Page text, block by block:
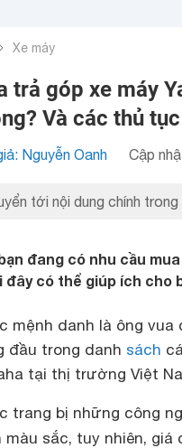
Xe máy
trả góp xe máy
Và các thủ
Nguyễn Oanh Cập
tới nội dung chính trong
đang có nhu cầu
có thể giúp ích cho
mệnh danh là ông vua
đầu trong danh sách
tại thị trường Việt
trang bị những công
màu sắc, tuy nhiên, giá